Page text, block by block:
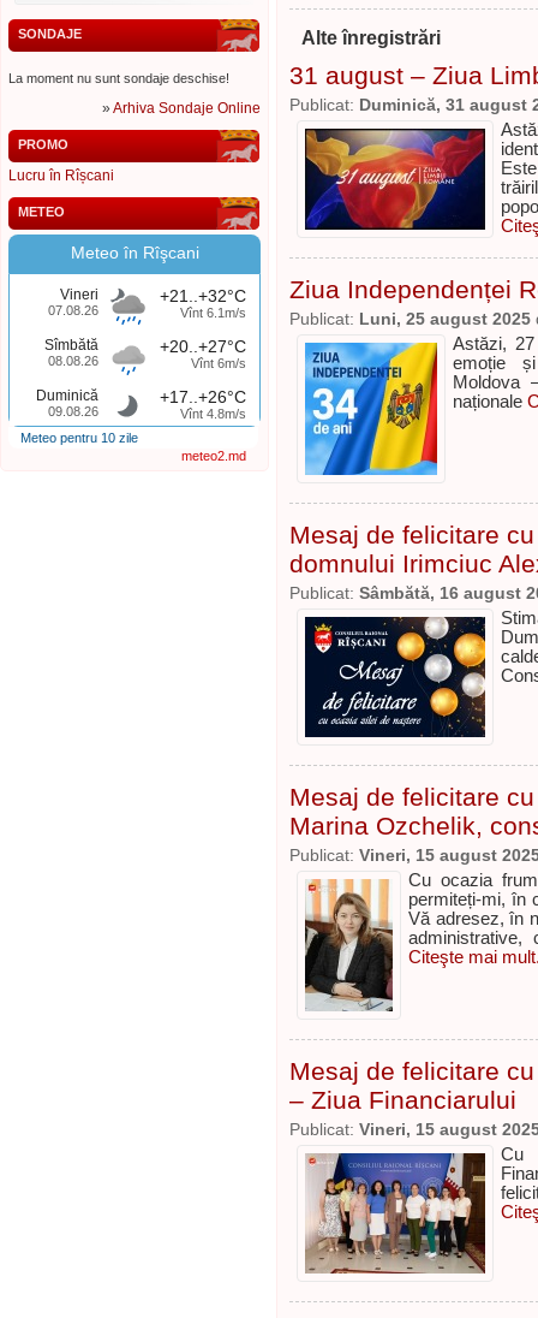
SONDAJE
La moment nu sunt sondaje deschise!
»Arhiva Sondaje Online
PROMO
Lucru în Rîșcani
METEO
Meteo în Rîşcani
Vineri
07.08.26
+21..+32°C
Vînt 6.1m/s
Sîmbătă
08.08.26
+20..+27°C
Vînt 6m/s
Duminică
09.08.26
+17..+26°C
Vînt 4.8m/s
Meteo pentru 10 zile
meteo2.md
Alte înregistrări
31 august – Ziua
Publicat: Duminică, 31 august
Ziua Independenței
Publicat: Luni, 25 august 2025
Astăzi,
emoție
Moldova
naționale
Mesaj de felicitare
domnului Irimciuc
Publicat: Sâmbătă, 16 august
Mesaj de felicitare
Marina Ozchelik,
Publicat: Vineri, 15 august
Cu ocazia
permiteți-mi, în
Vă adresez, în
Citeşte mai
Mesaj de felicitare
– Ziua Financiarului
Publicat: Vineri, 15 august
Cu